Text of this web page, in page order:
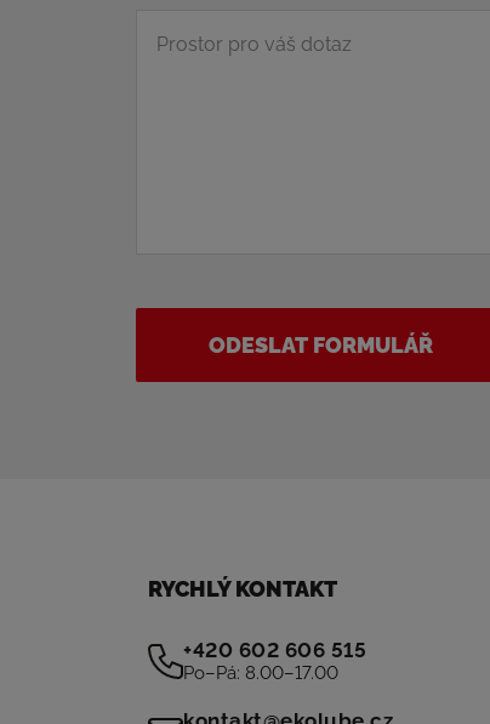
ODESLAT FORMULÁŘ
RYCHLÝ KONTAKT
+420 602 606 515
Po–Pá: 8.00–17.00